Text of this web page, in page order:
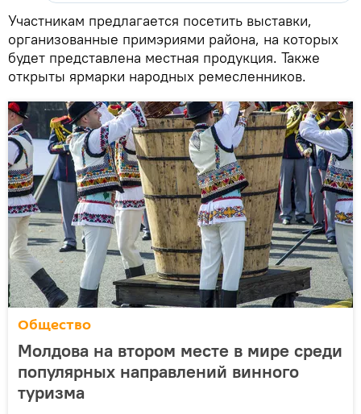
Участникам предлагается посетить выставки,
организованные примэриями района, на которых
будет представлена местная продукция. Также
открыты ярмарки народных ремесленников.
Общество
Молдова на втором месте в мире среди
популярных направлений винного
туризма